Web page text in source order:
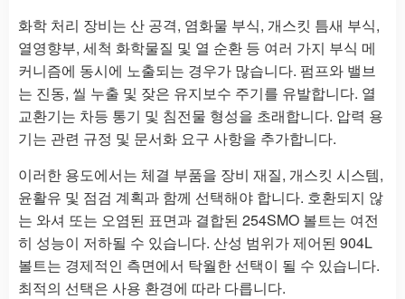
화학 처리 장비는 산 공격, 염화물 부식, 개스킷 틈새 부식,
열영향부, 세척 화학물질 및 열 순환 등 여러 가지 부식 메
커니즘에 동시에 노출되는 경우가 많습니다. 펌프와 밸브
는 진동, 씰 누출 및 잦은 유지보수 주기를 유발합니다. 열
교환기는 차등 통기 및 침전물 형성을 초래합니다. 압력 용
기는 관련 규정 및 문서화 요구 사항을 추가합니다.
이러한 용도에서는 체결 부품을 장비 재질, 개스킷 시스템,
윤활유 및 점검 계획과 함께 선택해야 합니다. 호환되지 않
는 와셔 또는 오염된 표면과 결합된 254SMO 볼트는 여전
히 성능이 저하될 수 있습니다. 산성 범위가 제어된 904L
볼트는 경제적인 측면에서 탁월한 선택이 될 수 있습니다.
최적의 선택은 사용 환경에 따라 다릅니다.